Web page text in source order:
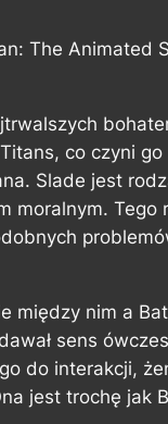
The Animated
co czyni
Slade jest
moralnym.
między nim a
sens
do interakcji,
jest trochę jak